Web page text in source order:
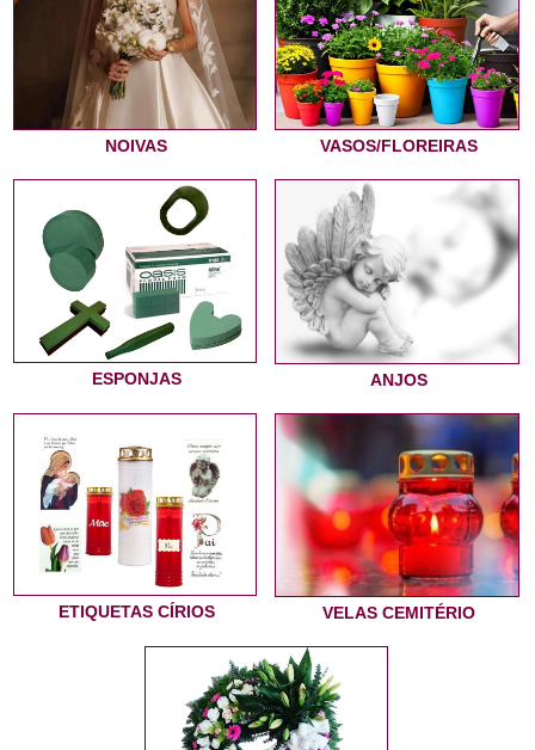
NOIVAS VASOS/FLOREIRAS
ESPONJAS ANJOS
ETIQUETAS CÍRIOS VELAS CEMITÉRIO